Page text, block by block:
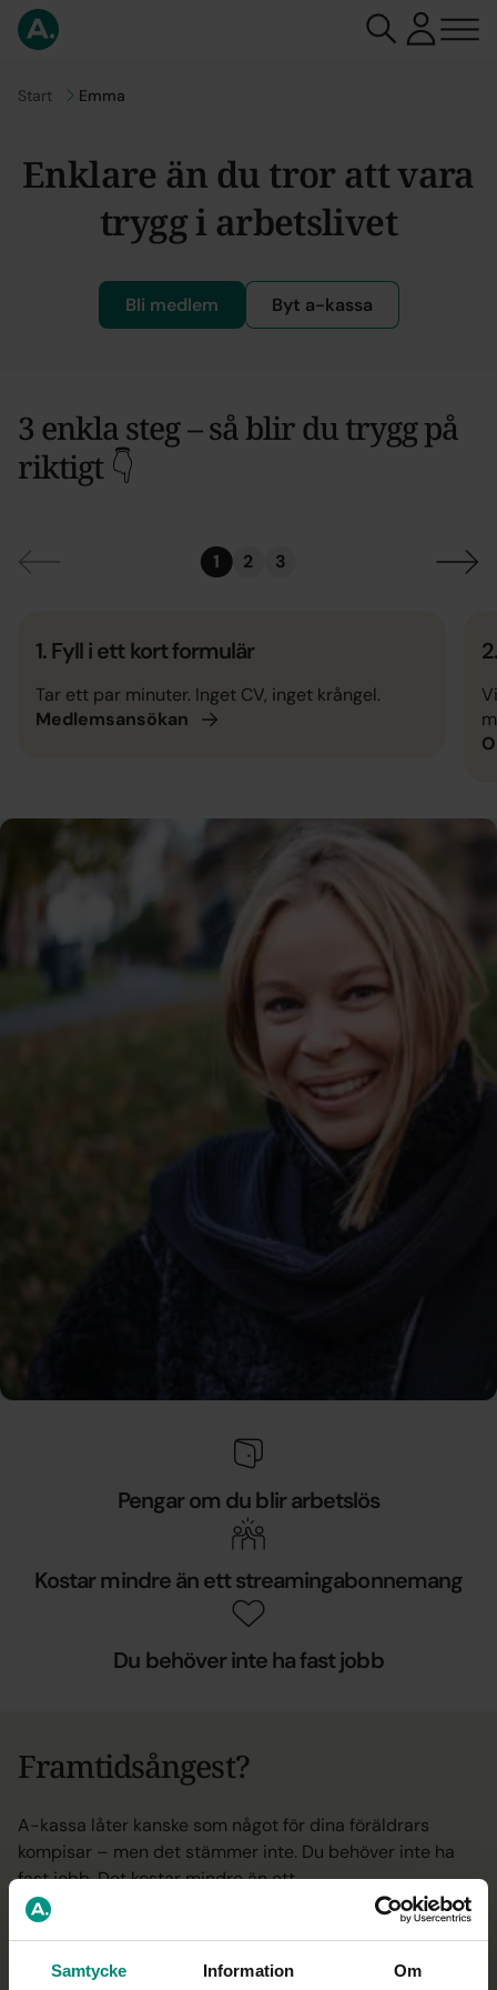
Samtycke Information Om
Gå till
Start Emma
Enklare än du tror att vara
trygg i arbetslivet
Bli medlem Byt a-kassa
Emma
3 enkla steg – så blir du trygg på
riktigt 👇
1 2 3
1.Fyll i ett kort formulär
Tar ett par minuter. Inget CV, inget krångel.
Medlemsansökan
– Tack vare a-kassan behöver jag inte
oroa mig för ekonomin.
Pengar om du blir arbetslös
Kostar mindre än ett streamingabonnemang
Du behöver inte ha fast jobb
Framtidsångest?
A-kassa låter kanske som något för dina föräldrars
kompisar – men det stämmer inte. Du behöver inte ha
fast jobb. Det kostar mindre än ett
streamingabonnemang. Och om du blir arbetslös? Då får
du pengar istället för panik. Gå med nu. Ditt framtida jag